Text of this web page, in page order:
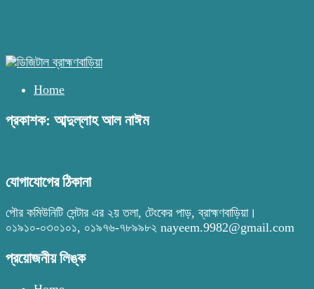
Home
প্রকাশক: আব্দুল্লাহ আল নাঈম
যোগাযোগের ঠিকানা
পৌর কমিউনিটি সেন্টার এর ২য় তলা, টেংকের পাড়, ব্রাহ্মণবাড়িয়া।
০১৯১০-০৩০১০১, ০১৯৭৬-৭৮৯৯৮২ nayeem.9982@gmail.com
প্রয়োজনীয় লিঙ্ক